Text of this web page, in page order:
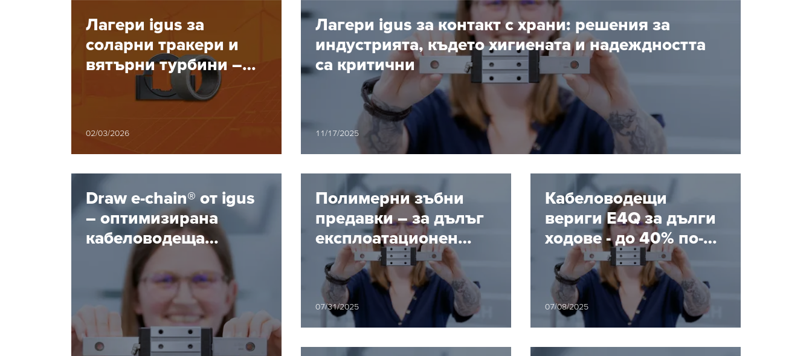
Лагери igus за
соларни тракери и
вятърни турбини –
висока надеждност
при екстремни
02/03/2026
Лагери igus за контакт с храни: решения за
индустрията, където хигиената и надеждността
са критични
11/17/2025
Draw e-chain® от igus
– оптимизирана
кабелoводеща
система за
ограничени
пространства
Полимерни зъбни
предавки – за дълъг
експлоатационен
живот без смазване и
поддръжка
07/31/2025
Кабеловодещи
вериги E4Q за дълги
ходове - до 40% по-
бърз монтаж без
инструменти
07/08/2025